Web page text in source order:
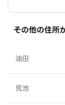
その他の住所
油田
荒池